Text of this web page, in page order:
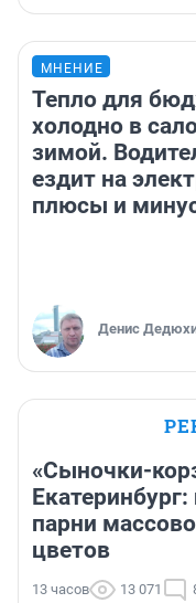
МНЕНИЕ
Тепло для
холодно в
зимой.
ездит на
плюсы и
Денис
«Сыночки-
парни
цветов
13 часов 13 071